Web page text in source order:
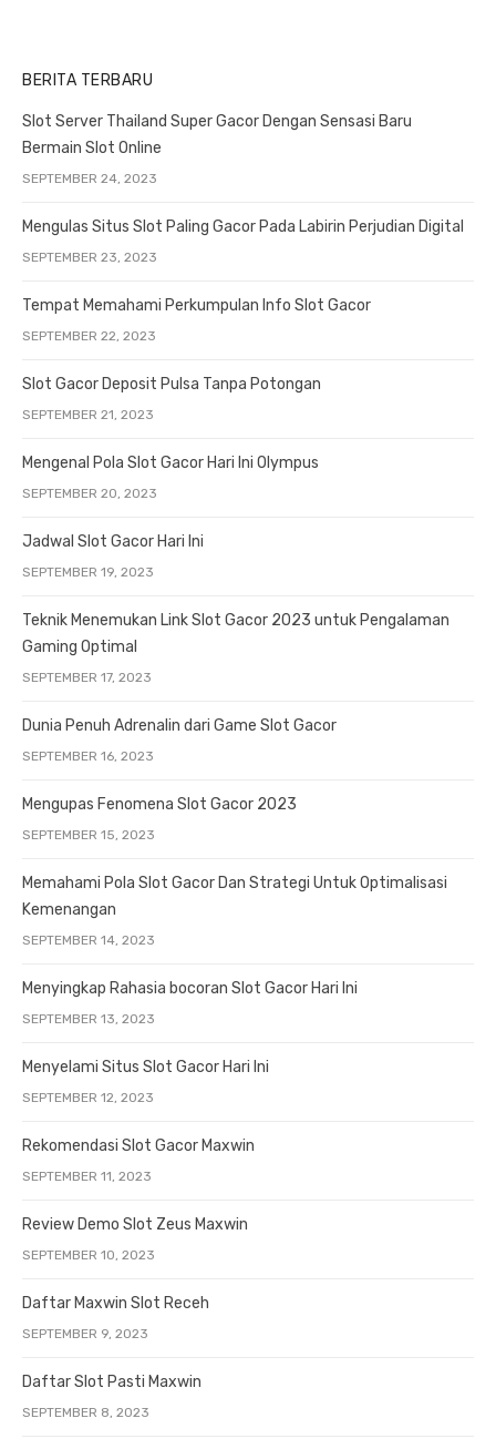
BERITA TERBARU
Slot Server Thailand Super Gacor Dengan Sensasi Baru
Bermain Slot Online
SEPTEMBER 24, 2023
Mengulas Situs Slot Paling Gacor Pada Labirin Perjudian Digital
SEPTEMBER 23, 2023
Tempat Memahami Perkumpulan Info Slot Gacor
SEPTEMBER 22, 2023
Slot Gacor Deposit Pulsa Tanpa Potongan
SEPTEMBER 21, 2023
Mengenal Pola Slot Gacor Hari Ini Olympus
SEPTEMBER 20, 2023
Jadwal Slot Gacor Hari Ini
SEPTEMBER 19, 2023
Teknik Menemukan Link Slot Gacor 2023 untuk Pengalaman
Gaming Optimal
SEPTEMBER 17, 2023
Dunia Penuh Adrenalin dari Game Slot Gacor
SEPTEMBER 16, 2023
Mengupas Fenomena Slot Gacor 2023
SEPTEMBER 15, 2023
Memahami Pola Slot Gacor Dan Strategi Untuk Optimalisasi
Kemenangan
SEPTEMBER 14, 2023
Menyingkap Rahasia bocoran Slot Gacor Hari Ini
SEPTEMBER 13, 2023
Menyelami Situs Slot Gacor Hari Ini
SEPTEMBER 12, 2023
Rekomendasi Slot Gacor Maxwin
SEPTEMBER 11, 2023
Review Demo Slot Zeus Maxwin
SEPTEMBER 10, 2023
Daftar Maxwin Slot Receh
SEPTEMBER 9, 2023
Daftar Slot Pasti Maxwin
SEPTEMBER 8, 2023